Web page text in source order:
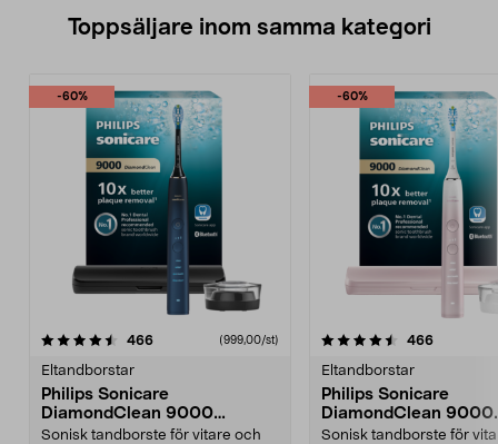
Toppsäljare inom samma kategori
-60%
466recensioner(999,00/st)
Eltandborstar
Philips Sonicare
DiamondClean 9000
eltandborste, Special Edition
Sonisk tandborste för vitare och
-60%
4.5 av 5 stjärnor 466
Eltandborstar
Philips Sonicare
DiamondClean 9000
eltandborste, Special
Sonisk tandborste för
4.5 av 5 stjärnor